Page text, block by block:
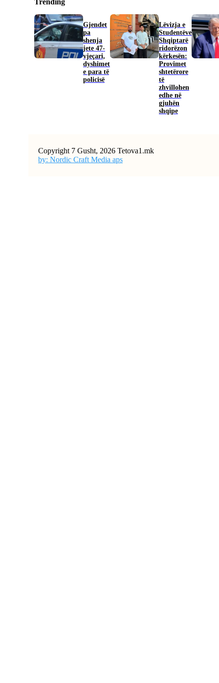
Gjendet
pa
shenja
jete 47-
vjeçari,
dyshimet
e para të
policisë
Lëvizja e
Studentëve
Shqiptarë
ridorëzon
kërkesën:
Provimet
shtetërore
të
zhvillohen
edhe në
gjuhën
shqipe
Copyright 7 Gusht, 2026 Tetova1.mk
by: Nordic Craft Media aps